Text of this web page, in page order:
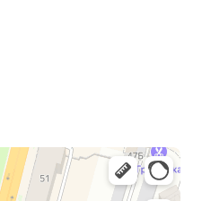
Чебоксарах